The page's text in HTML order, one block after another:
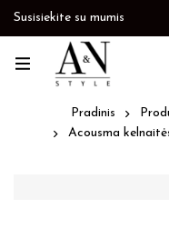
Susisiekite su mumis
Paskubėkite
Pradinis
Acousma